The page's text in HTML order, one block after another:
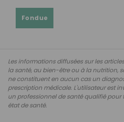
Fondue
Les informations diffusées sur les
la santé, au bien-être ou à la nutrition,
ne constituent en aucun cas un
prescription médicale. L'utilisateur est
un professionnel de santé qualifié
état de santé.